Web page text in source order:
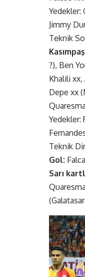
Yedekler:
Jimmy
Teknik
?), Ben
Khalili xx,
Depe xx
Yedekler:
Teknik
Gol:
Sarı